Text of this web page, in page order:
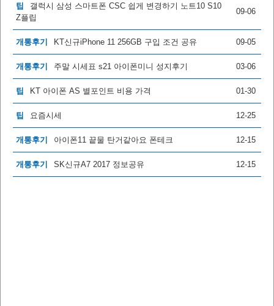
팁
갤럭시 삼성 스마트폰 CSC 쉽게 변경하기 노트10 S10
Z플립
09-06
개통후기 KT신규iPhone 11 256GB 구입 조건 공유 09-05
개통후기 주말 시세표 s21 아이폰미니 성지후기 03-06
팁 KT 아이폰 AS 별포인트 비용 가격 01-30
팁 요즘시세 12-25
개통후기 아이폰11 끝물 탄거같아요 폰테크 12-15
개통후기 SK신규A7 2017 정보공유 12-15